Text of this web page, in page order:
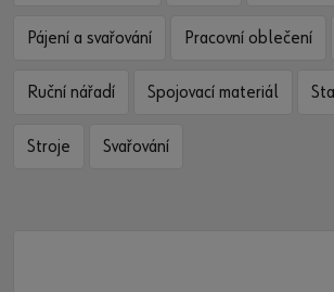
Pájení a svařování Pracovní oblečení
Ruční nářadí Spojovací materiál
Stroje Svařování